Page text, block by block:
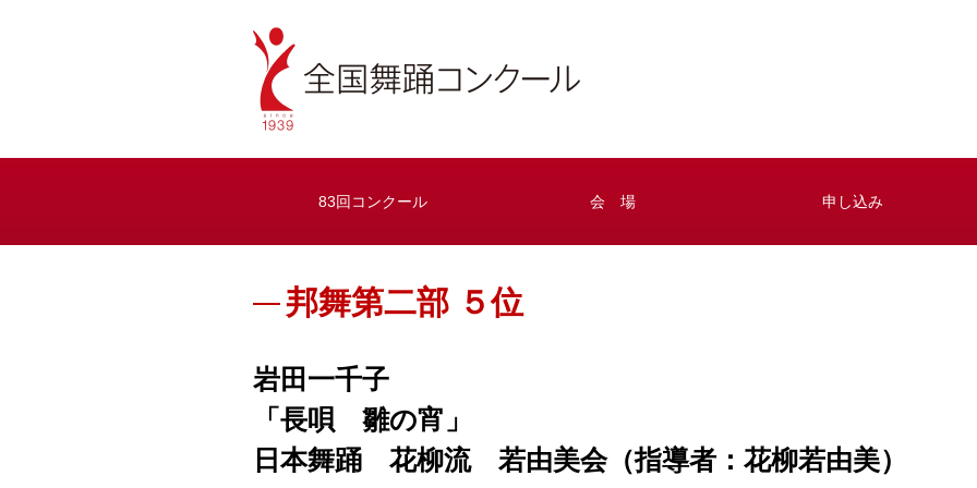
83回コンクール 会 場 申し込み
邦舞第二部 ５位
岩田一千子
「長唄 雛の宵」
日本舞踊 花柳流 若由美会（指導者：花柳若由美）